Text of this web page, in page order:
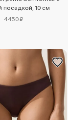
посадкой, 10 см
4450 ₽